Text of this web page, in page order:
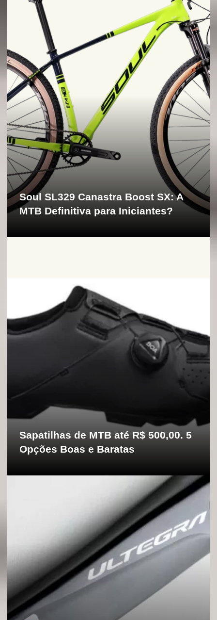
o
d
e
P
s
t
Soul SL329 Canastra Boost SX: A
MTB Definitiva para Iniciantes?
Sapatilhas de MTB até R$ 500,00. 5
Opções Boas e Baratas